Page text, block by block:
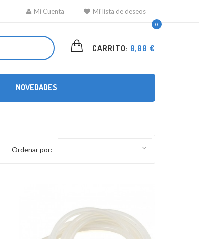
Mi Cuenta Mi lista de deseos
0
CARRITO: 0,00 €
NOVEDADES
Ordenar por: